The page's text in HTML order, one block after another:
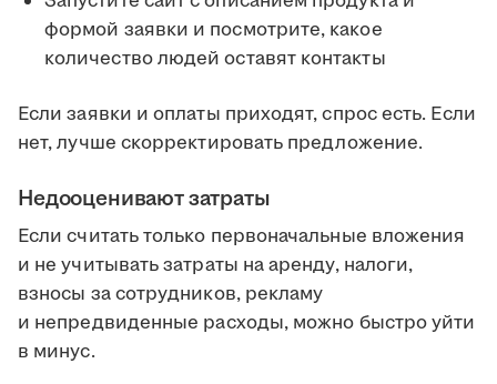
формой заявки и посмотрите, какое
количество людей оставят контакты
Если заявки и оплаты приходят, спрос есть. Если
нет, лучше скорректировать предложение.
Недооценивают затраты
Если считать только первоначальные вложения
и не учитывать затраты на аренду, налоги,
взносы за сотрудников, рекламу
и непредвиденные расходы, можно быстро уйти
в минус.